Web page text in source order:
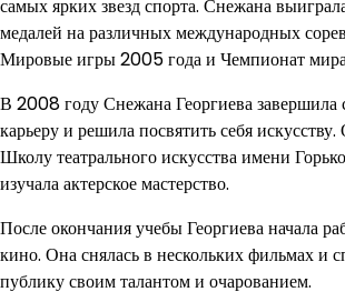
самых ярких звезд спорта. Снежана
медалей на различных международных
Мировые игры 2005 года и Чемпионат
В 2008 году Снежана Георгиева
карьеру и решила посвятить себя
Школу театрального искусства имени
изучала актерское мастерство.
После окончания учебы Георгиева начала
кино. Она снялась в нескольких фильмах и
публику своим талантом и очарованием.